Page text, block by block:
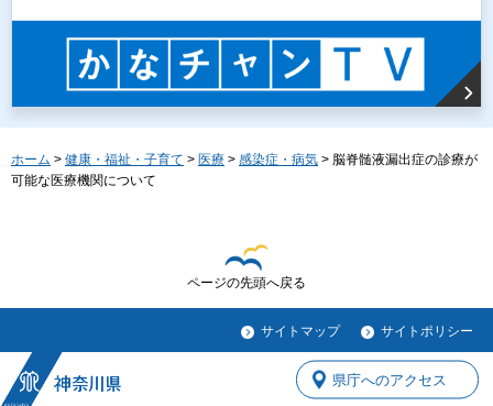
ホーム > 健康・福祉・子育て > 医療 > 感染症・病気 > 脳脊髄液漏出症の診療が
可能な医療機関について
ページの先頭へ戻る
サイトマップ サイトポリシー
県庁へのアクセス